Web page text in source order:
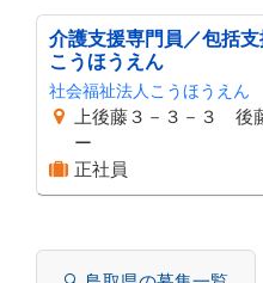
介護支援専門員／包括
こうほうえん
社会福祉法人こうほうえん
上後藤３－３－３ 後
ー
正社員